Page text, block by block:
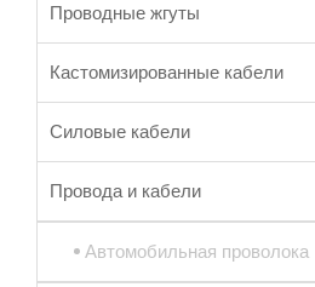
Проводные жгуты
Кастомизированные кабели
Силовые кабели
Провода и кабели
Автомобильная проволока